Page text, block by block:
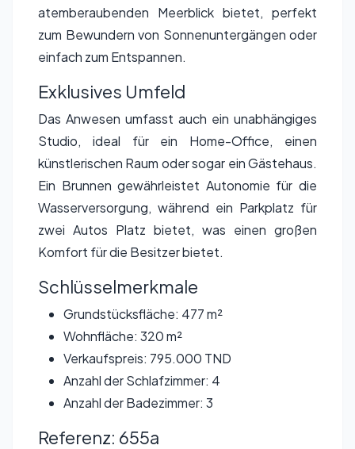
atemberaubenden Meerblick bietet, perfekt
zum Bewundern von Sonnenuntergängen oder
einfach zum Entspannen.
Exklusives Umfeld
Das Anwesen umfasst auch ein unabhängiges
Studio, ideal für ein Home-Office, einen
künstlerischen Raum oder sogar ein Gästehaus.
Ein Brunnen gewährleistet Autonomie für die
Wasserversorgung, während ein Parkplatz für
zwei Autos Platz bietet, was einen großen
Komfort für die Besitzer bietet.
Schlüsselmerkmale
Grundstücksfläche: 477 m²
Wohnfläche: 320 m²
Verkaufspreis: 795.000 TND
Anzahl der Schlafzimmer: 4
Anzahl der Badezimmer: 3
Referenz: 655a